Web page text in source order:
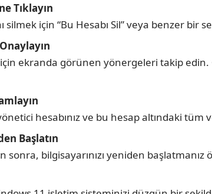
Tıklayın
silmek için “Bu Hesabı Sil” veya benzer bir
ekranda görünen yönergeleri takip edin.
hesabınız ve bu hesap altındaki tüm
Başlatın
sonra, bilgisayarınızı yeniden